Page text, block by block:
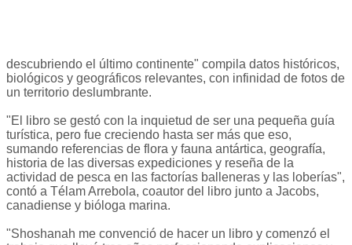
descubriendo el último continente" compila datos históricos,
biológicos y geográficos relevantes, con infinidad de fotos de
un territorio deslumbrante.
"El libro se gestó con la inquietud de ser una pequeña guía
turística, pero fue creciendo hasta ser más que eso,
sumando referencias de flora y fauna antártica, geografía,
historia de las diversas expediciones y reseña de la
actividad de pesca en las factorías balleneras y las loberías",
contó a Télam Arrebola, coautor del libro junto a Jacobs,
canadiense y bióloga marina.
"Shoshanah me convenció de hacer un libro y comenzó el